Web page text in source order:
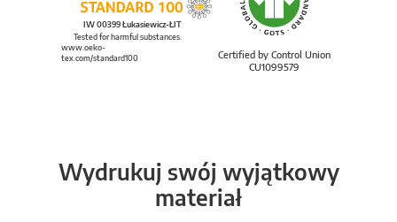
Certified by Control Union
CU1099579
IW 00399 Łukasiewicz-ŁIT
Tested for harmful substances.
www.oeko-
tex.com/standard100
Wydrukuj swój wyjątkowy
materiał